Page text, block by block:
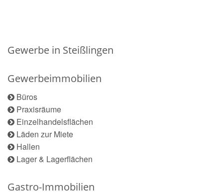
Gewerbe in Steißlingen
Gewerbeimmobilien
Büros
Praxisräume
Einzelhandelsflächen
Läden zur Miete
Hallen
Lager & Lagerflächen
Gastro-Immobilien